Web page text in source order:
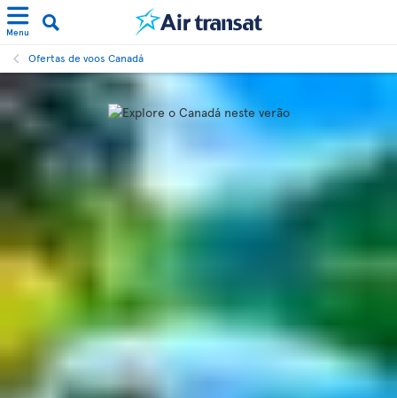
Menu
Ofertas de voos Canadá